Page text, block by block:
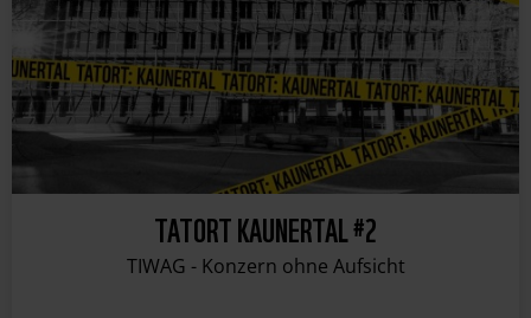
TATORT KAUNERTAL #2
TIWAG - Konzern ohne Aufsicht